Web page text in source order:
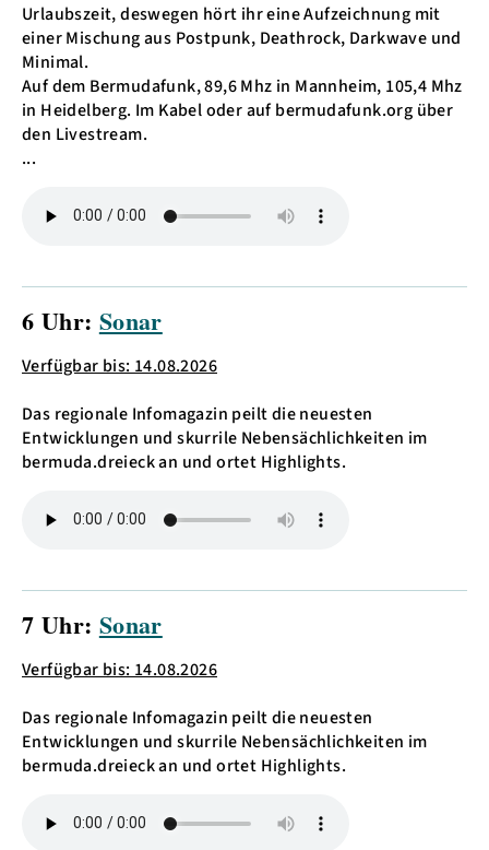
Urlaubszeit, deswegen hört ihr eine Aufzeichnung mit
einer Mischung aus Postpunk, Deathrock, Darkwave und
Minimal.
Auf dem Bermudafunk, 89,6 Mhz in Mannheim, 105,4 Mhz
in Heidelberg. Im Kabel oder auf bermudafunk.org über
den Livestream.
...
6 Uhr: Sonar
Verfügbar bis: 14.08.2026
Das regionale Infomagazin peilt die neuesten
Entwicklungen und skurrile Nebensächlichkeiten im
bermuda.dreieck an und ortet Highlights.
7 Uhr: Sonar
Verfügbar bis: 14.08.2026
Das regionale Infomagazin peilt die neuesten
Entwicklungen und skurrile Nebensächlichkeiten im
bermuda.dreieck an und ortet Highlights.